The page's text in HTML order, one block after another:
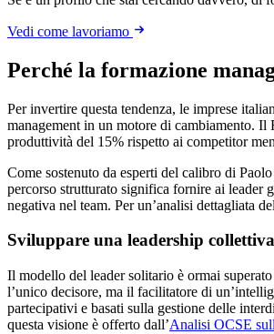
Vedi come lavoriamo
Perché la formazione
Per invertire questa tendenza, le imprese
management in un motore di cambiamento.
produttività del 15% rispetto ai competitor
Come sostenuto da esperti del calibro di
percorso strutturato significa fornire ai leader
negativa nel team. Per un’analisi dettagliata
Sviluppare una leadership
Il modello del leader solitario è ormai
l’unico decisore, ma il facilitatore di
partecipativi e basati sulla gestione delle
questa visione è offerto dall’Analisi OCSE